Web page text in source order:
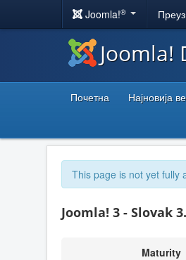
Joomla!®
Joomla!
Почетна Најновија
This page is not yet fully
Joomla! 3 - Slovak
Maturity